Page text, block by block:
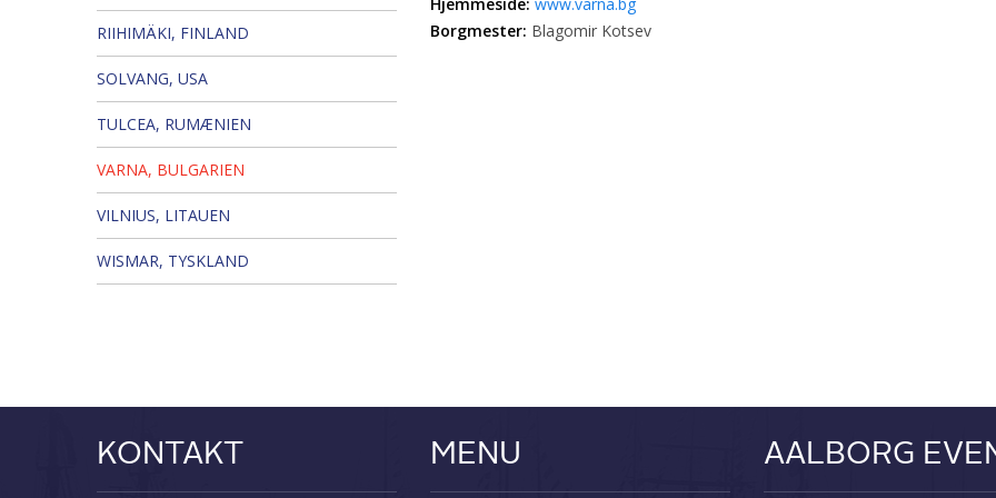
RIIHIMÄKI, FINLAND
SOLVANG, USA
TULCEA, RUMÆNIEN
VARNA, BULGARIEN
VILNIUS, LITAUEN
WISMAR, TYSKLAND
Borgmester: Blagomir Kotsev
KONTAKT MENU AALBORG